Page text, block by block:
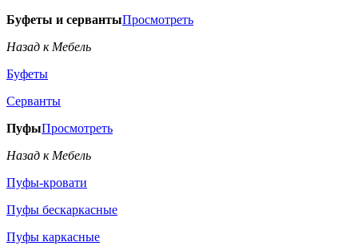
Буфеты и сервантыПросмотреть
Назад к Мебель
Буфеты
Серванты
ПуфыПросмотреть
Назад к Мебель
Пуфы-кровати
Пуфы бескаркасные
Пуфы каркасные